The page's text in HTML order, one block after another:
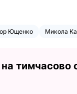
Ющенко Микола
тимчасово